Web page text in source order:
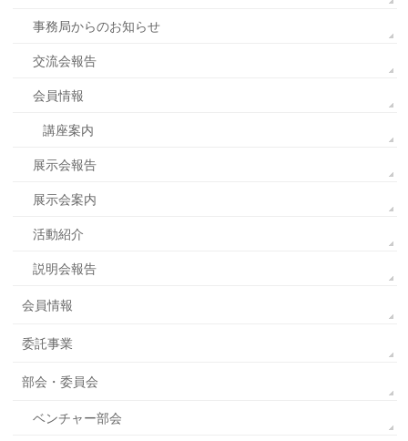
事務局からのお知らせ
交流会報告
会員情報
講座案内
展示会報告
展示会案内
活動紹介
説明会報告
会員情報
委託事業
部会・委員会
ベンチャー部会